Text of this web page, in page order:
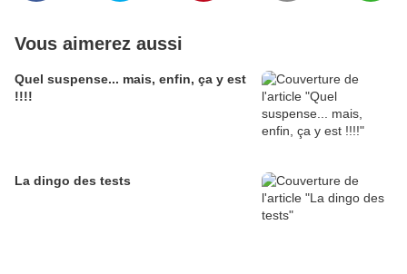
Vous aimerez aussi
Quel suspense... mais, enfin, ça y est
!!!!
La dingo des tests